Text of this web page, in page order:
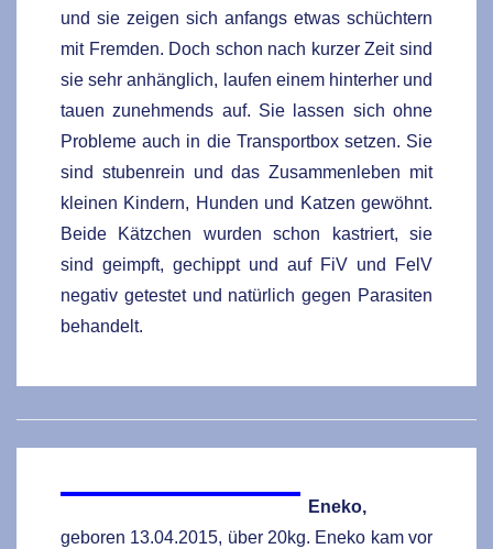
und sie zeigen sich anfangs etwas schüchtern
mit Fremden. Doch schon nach kurzer Zeit sind
sie sehr anhänglich, laufen einem hinterher und
tauen zunehmends auf. Sie lassen sich ohne
Probleme auch in die Transportbox setzen. Sie
sind stubenrein und das Zusammenleben mit
kleinen Kindern, Hunden und Katzen gewöhnt.
Beide Kätzchen wurden schon kastriert, sie
sind geimpft, gechippt und auf FiV und FelV
negativ getestet und natürlich gegen Parasiten
behandelt.
Eneko,
geboren 13.04.2015, über 20kg. Eneko kam vor